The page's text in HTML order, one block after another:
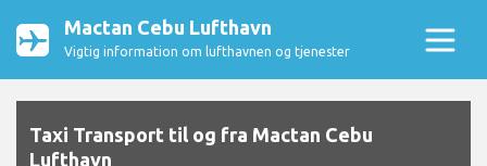
Mactan Cebu Lufthavn
Vigtig information om lufthavnen og tjenester
Taxi Transport til og fra Mactan Cebu
Lufthavn